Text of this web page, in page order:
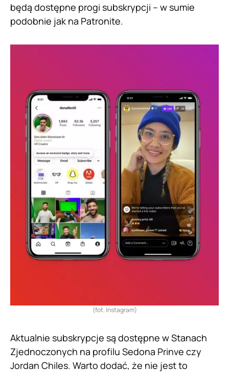
będą dostępne progi subskrypcji – w sumie
podobnie jak na Patronite.
(fot. Instagram)
Aktualnie subskrypcje są dostępne w Stanach
Zjednoczonych na profilu Sedona Prinve czy
Jordan Chiles. Warto dodać, że nie jest to